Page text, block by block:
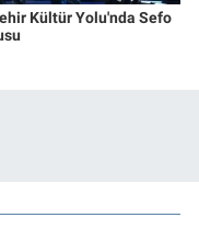
Kültür Yolu'nda Sefo